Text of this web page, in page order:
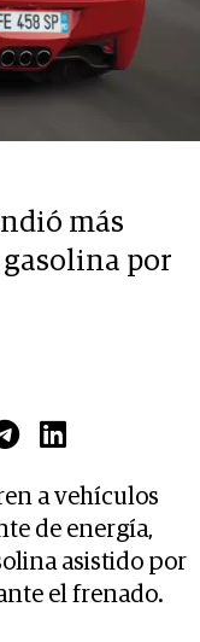
más
por
a vehículos
de energía,
asistido por
el frenado.